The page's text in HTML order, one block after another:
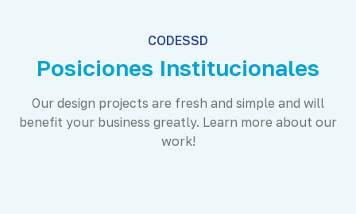
CODESSD
Posiciones Institucionales
Our design projects are fresh and simple and will
benefit your business greatly. Learn more about our
work!